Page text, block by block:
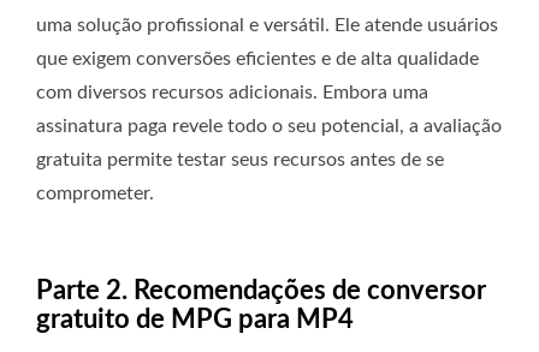
uma solução profissional e versátil. Ele atende usuários
que exigem conversões eficientes e de alta qualidade
com diversos recursos adicionais. Embora uma
assinatura paga revele todo o seu potencial, a avaliação
gratuita permite testar seus recursos antes de se
comprometer.
Parte 2. Recomendações de conversor
gratuito de MPG para MP4